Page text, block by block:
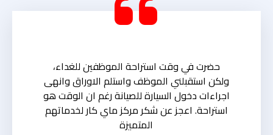
حضرت في وقت استراحة الموظفين للغداء،
ولكن استقبلني الموظف واستلم الاوراق وانهى
اجراءات دخول السيارة للصيانة رغم ان الوقت هو
استراحة. اعجز عن شكر مركز ماي كار لخدماتهم
المتميزة